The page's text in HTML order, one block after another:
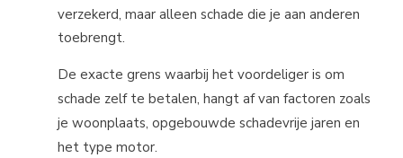
verzekerd, maar alleen schade die je aan anderen
toebrengt.
De exacte grens waarbij het voordeliger is om
schade zelf te betalen, hangt af van factoren zoals
je woonplaats, opgebouwde schadevrije jaren en
het type motor.